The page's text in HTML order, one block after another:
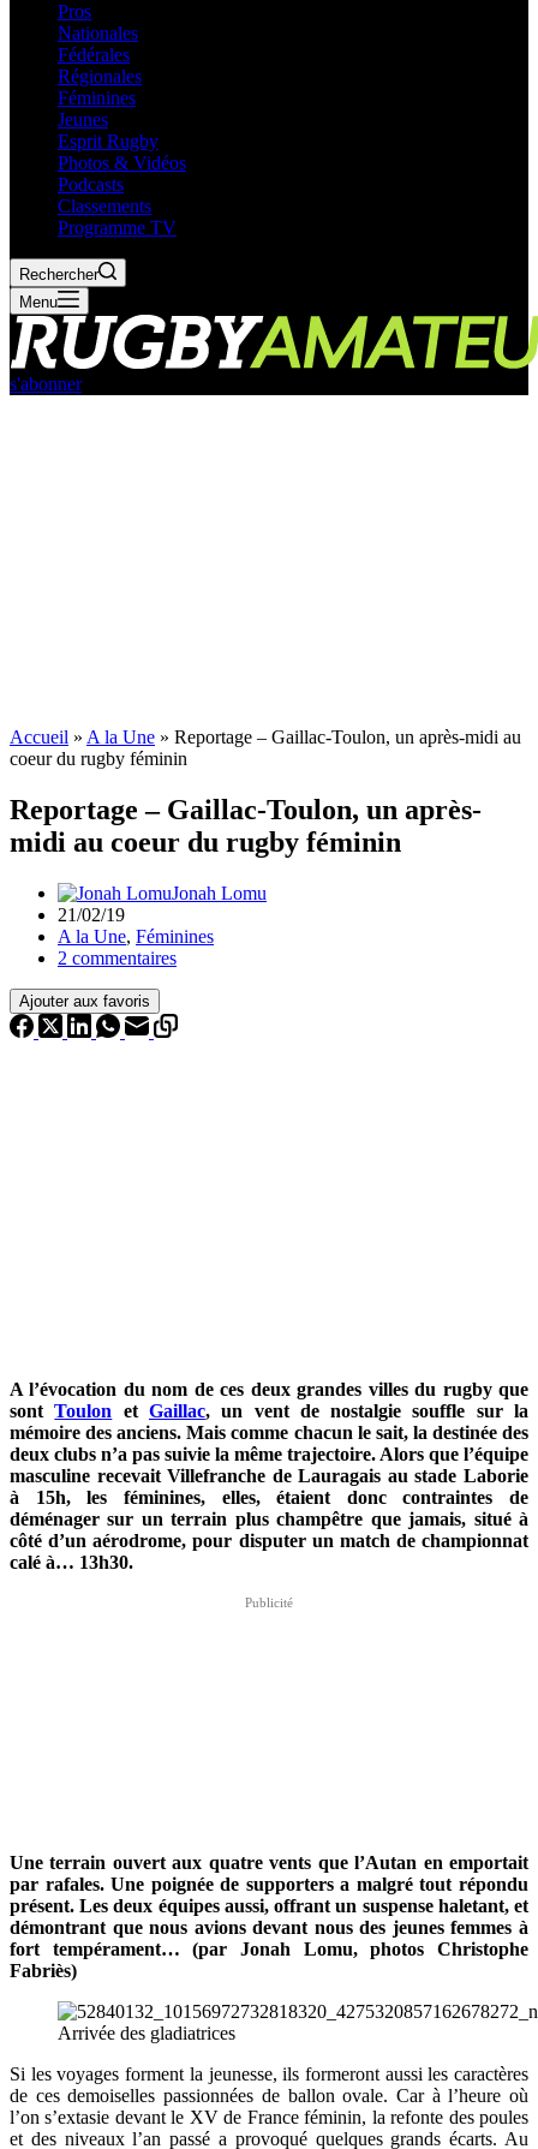
Pros
Nationales
Fédérales
Régionales
Féminines
Jeunes
Esprit Rugby
Photos & Vidéos
Podcasts
Classements
Programme TV
Rechercher
Menu
s'abonner
Accueil » A la Une » Reportage – Gaillac-Toulon, un après-midi au
coeur du rugby féminin
Reportage – Gaillac-Toulon, un après-
midi au coeur du rugby féminin
Jonah Lomu
21/02/19
A la Une, Féminines
2 commentaires
Ajouter aux favoris
A l’évocation du nom de ces deux grandes villes du rugby que
sontToulon et Gaillac, un vent de nostalgie souffle sur la
mémoire des anciens. Mais comme chacun le sait, la destinée des
deux clubs n’a pas suivie la même trajectoire. Alors que l’équipe
masculine recevait Villefranche de Lauragais au stade Laborie
à 15h, les féminines, elles, étaient donc contraintes de
déménager sur un terrain plus champêtre que jamais, situé à
côté d’un aérodrome, pour disputer un match de championnat
calé à… 13h30.
Une terrain ouvert aux quatre vents que l’Autan en emportait
par rafales. Une poignée de supporters a malgré tout répondu
présent. Les deux équipes aussi, offrant un suspense haletant, et
démontrant que nous avions devant nous des jeunes femmes à
fort tempérament… (par Jonah Lomu, photos Christophe
Fabriès)
Arrivée des gladiatrices
Si les voyages forment la jeunesse, ils formeront aussi les caractères
de ces demoiselles passionnées de ballon ovale. Car à l’heure où
l’on s’extasie devant le XV de France féminin, la refonte des poules
et des niveaux l’an passé a provoqué quelques grands écarts. Au